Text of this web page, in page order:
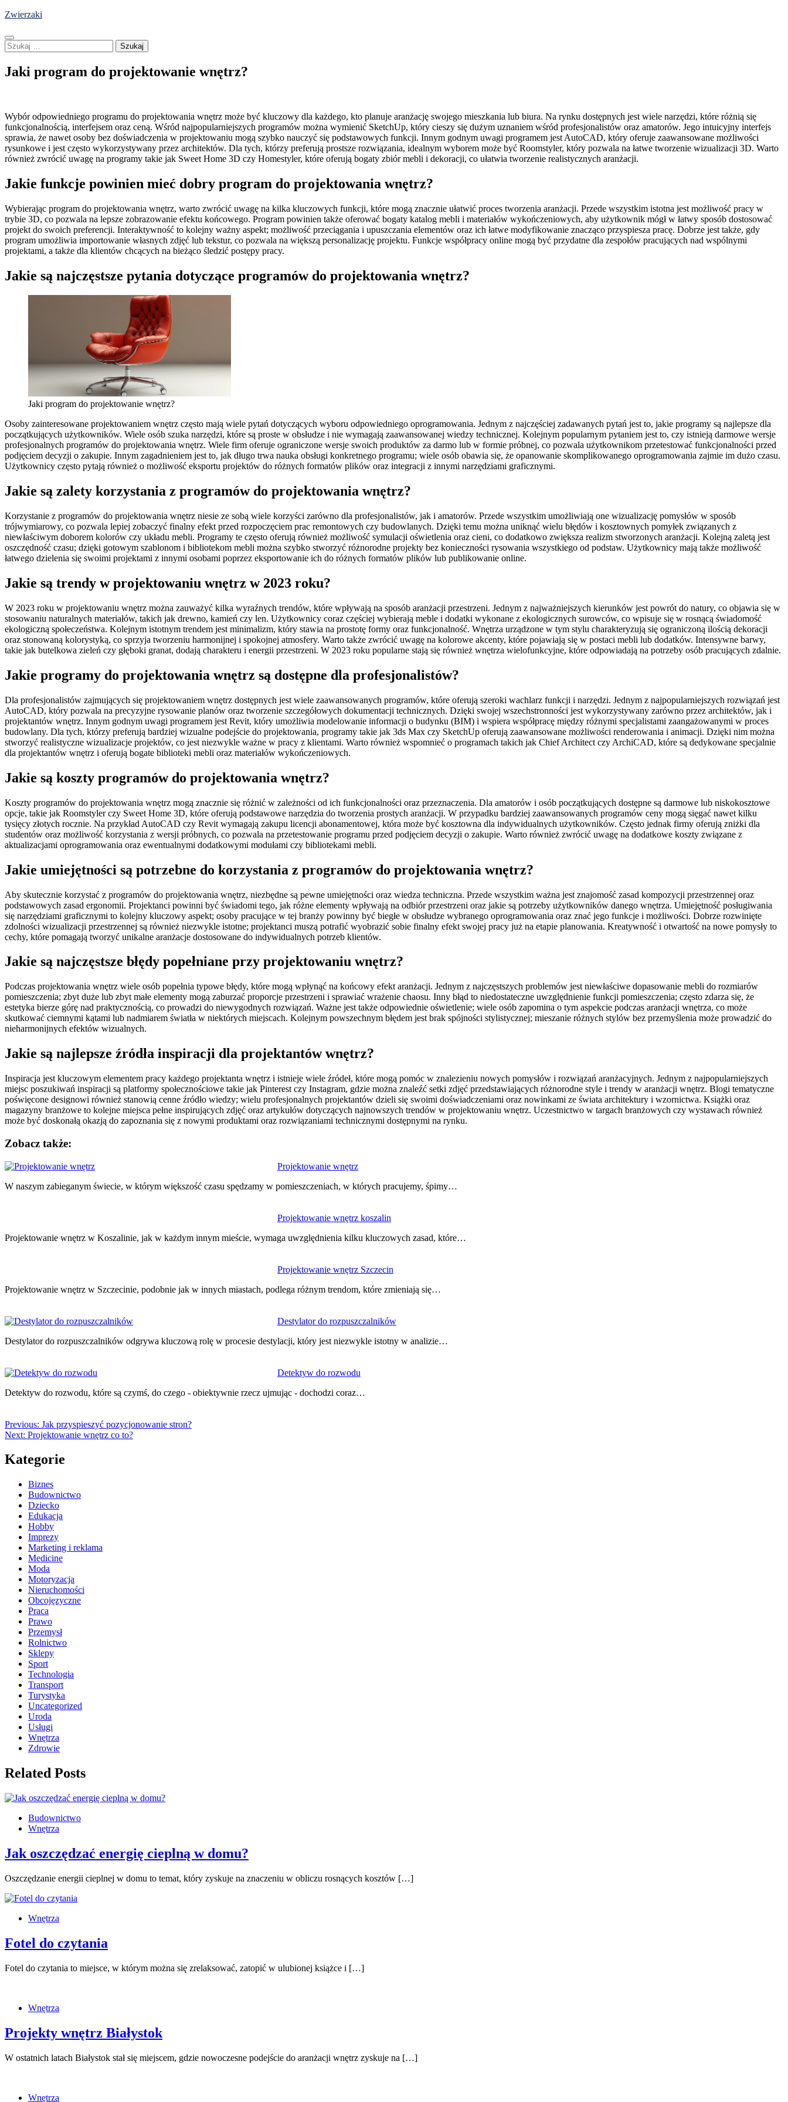
Skip
content
Zwierzaki
Szukaj:
Jaki program do projektowanie wnętrz?
Wybór odpowiedniego programu do projektowania wnętrz może być kluczowy dla każdego, kto planuje aranżację swojego mieszkania lub biura. Na rynku dostępnych jest wiele narzędzi, które różnią się
funkcjonalnością, interfejsem oraz ceną. Wśród najpopularniejszych programów można wymienić SketchUp, który cieszy się dużym uznaniem wśród profesjonalistów oraz amatorów. Jego intuicyjny interfejs
sprawia, że nawet osoby bez doświadczenia w projektowaniu mogą szybko nauczyć się podstawowych funkcji. Innym godnym uwagi programem jest AutoCAD, który oferuje zaawansowane możliwości
rysunkowe i jest często wykorzystywany przez architektów. Dla tych, którzy preferują prostsze rozwiązania, idealnym wyborem może być Roomstyler, który pozwala na łatwe tworzenie wizualizacji 3D. Warto
również zwrócić uwagę na programy takie jak Sweet Home 3D czy Homestyler, które oferują bogaty zbiór mebli i dekoracji, co ułatwia tworzenie realistycznych aranżacji.
Jakie funkcje powinien mieć dobry program do projektowania wnętrz?
Wybierając program do projektowania wnętrz, warto zwrócić uwagę na kilka kluczowych funkcji, które mogą znacznie ułatwić proces tworzenia aranżacji. Przede wszystkim istotna jest możliwość pracy w
trybie 3D, co pozwala na lepsze zobrazowanie efektu końcowego. Program powinien także oferować bogaty katalog mebli i materiałów wykończeniowych, aby użytkownik mógł w łatwy sposób dostosować
projekt do swoich preferencji. Interaktywność to kolejny ważny aspekt; możliwość przeciągania i upuszczania elementów oraz ich łatwe modyfikowanie znacząco przyspiesza pracę. Dobrze jest także, gdy
program umożliwia importowanie własnych zdjęć lub tekstur, co pozwala na większą personalizację projektu. Funkcje współpracy online mogą być przydatne dla zespołów pracujących nad wspólnymi
projektami, a także dla klientów chcących na bieżąco śledzić postępy pracy.
Jakie są najczęstsze pytania dotyczące programów do projektowania wnętrz?
Jaki program do projektowanie wnętrz?
Osoby zainteresowane projektowaniem wnętrz często mają wiele pytań dotyczących wyboru odpowiedniego oprogramowania. Jednym z najczęściej zadawanych pytań jest to, jakie programy są najlepsze dla
początkujących użytkowników. Wiele osób szuka narzędzi, które są proste w obsłudze i nie wymagają zaawansowanej wiedzy technicznej. Kolejnym popularnym pytaniem jest to, czy istnieją darmowe wersje
profesjonalnych programów do projektowania wnętrz. Wiele firm oferuje ograniczone wersje swoich produktów za darmo lub w formie próbnej, co pozwala użytkownikom przetestować funkcjonalności przed
podjęciem decyzji o zakupie. Innym zagadnieniem jest to, jak długo trwa nauka obsługi konkretnego programu; wiele osób obawia się, że opanowanie skomplikowanego oprogramowania zajmie im dużo czasu.
Użytkownicy często pytają również o możliwość eksportu projektów do różnych formatów plików oraz integracji z innymi narzędziami graficznymi.
Jakie są zalety korzystania z programów do projektowania wnętrz?
Korzystanie z programów do projektowania wnętrz niesie ze sobą wiele korzyści zarówno dla profesjonalistów, jak i amatorów. Przede wszystkim umożliwiają one wizualizację pomysłów w sposób
trójwymiarowy, co pozwala lepiej zobaczyć finalny efekt przed rozpoczęciem prac remontowych czy budowlanych. Dzięki temu można uniknąć wielu błędów i kosztownych pomyłek związanych z
niewłaściwym doborem kolorów czy układu mebli. Programy te często oferują również możliwość symulacji oświetlenia oraz cieni, co dodatkowo zwiększa realizm stworzonych aranżacji. Kolejną zaletą jest
oszczędność czasu; dzięki gotowym szablonom i bibliotekom mebli można szybko stworzyć różnorodne projekty bez konieczności rysowania wszystkiego od podstaw. Użytkownicy mają także możliwość
łatwego dzielenia się swoimi projektami z innymi osobami poprzez eksportowanie ich do różnych formatów plików lub publikowanie online.
Jakie są trendy w projektowaniu wnętrz w 2023 roku?
W 2023 roku w projektowaniu wnętrz można zauważyć kilka wyraźnych trendów, które wpływają na sposób aranżacji przestrzeni. Jednym z najważniejszych kierunków jest powrót do natury, co objawia się w
stosowaniu naturalnych materiałów, takich jak drewno, kamień czy len. Użytkownicy coraz częściej wybierają meble i dodatki wykonane z ekologicznych surowców, co wpisuje się w rosnącą świadomość
ekologiczną społeczeństwa. Kolejnym istotnym trendem jest minimalizm, który stawia na prostotę formy oraz funkcjonalność. Wnętrza urządzone w tym stylu charakteryzują się ograniczoną ilością dekoracji
oraz stonowaną kolorystyką, co sprzyja tworzeniu harmonijnej i spokojnej atmosfery. Warto także zwrócić uwagę na kolorowe akcenty, które pojawiają się w postaci mebli lub dodatków. Intensywne barwy,
takie jak butelkowa zieleń czy głęboki granat, dodają charakteru i energii przestrzeni. W 2023 roku popularne stają się również wnętrza wielofunkcyjne, które odpowiadają na potrzeby osób pracujących zdalnie.
Jakie programy do projektowania wnętrz są dostępne dla profesjonalistów?
Dla profesjonalistów zajmujących się projektowaniem wnętrz dostępnych jest wiele zaawansowanych programów, które oferują szeroki wachlarz funkcji i narzędzi. Jednym z najpopularniejszych rozwiązań jest
AutoCAD, który pozwala na precyzyjne rysowanie planów oraz tworzenie szczegółowych dokumentacji technicznych. Dzięki swojej wszechstronności jest wykorzystywany zarówno przez architektów, jak i
projektantów wnętrz. Innym godnym uwagi programem jest Revit, który umożliwia modelowanie informacji o budynku (BIM) i wspiera współpracę między różnymi specjalistami zaangażowanymi w proces
budowlany. Dla tych, którzy preferują bardziej wizualne podejście do projektowania, programy takie jak 3ds Max czy SketchUp oferują zaawansowane możliwości renderowania i animacji. Dzięki nim można
stworzyć realistyczne wizualizacje projektów, co jest niezwykle ważne w pracy z klientami. Warto również wspomnieć o programach takich jak Chief Architect czy ArchiCAD, które są dedykowane specjalnie
dla projektantów wnętrz i oferują bogate biblioteki mebli oraz materiałów wykończeniowych.
Jakie są koszty programów do projektowania wnętrz?
Koszty programów do projektowania wnętrz mogą znacznie się różnić w zależności od ich funkcjonalności oraz przeznaczenia. Dla amatorów i osób początkujących dostępne są darmowe lub niskokosztowe
opcje, takie jak Roomstyler czy Sweet Home 3D, które oferują podstawowe narzędzia do tworzenia prostych aranżacji. W przypadku bardziej zaawansowanych programów ceny mogą sięgać nawet kilku
tysięcy złotych rocznie. Na przykład AutoCAD czy Revit wymagają zakupu licencji abonamentowej, która może być kosztowna dla indywidualnych użytkowników. Często jednak firmy oferują zniżki dla
studentów oraz możliwość korzystania z wersji próbnych, co pozwala na przetestowanie programu przed podjęciem decyzji o zakupie. Warto również zwrócić uwagę na dodatkowe koszty związane z
aktualizacjami oprogramowania oraz ewentualnymi dodatkowymi modułami czy bibliotekami mebli.
Jakie umiejętności są potrzebne do korzystania z programów do projektowania wnętrz?
Aby skutecznie korzystać z programów do projektowania wnętrz, niezbędne są pewne umiejętności oraz wiedza techniczna. Przede wszystkim ważna jest znajomość zasad kompozycji przestrzennej oraz
podstawowych zasad ergonomii. Projektanci powinni być świadomi tego, jak różne elementy wpływają na odbiór przestrzeni oraz jakie są potrzeby użytkowników danego wnętrza. Umiejętność posługiwania
się narzędziami graficznymi to kolejny kluczowy aspekt; osoby pracujące w tej branży powinny być biegłe w obsłudze wybranego oprogramowania oraz znać jego funkcje i możliwości. Dobrze rozwinięte
zdolności wizualizacji przestrzennej są również niezwykle istotne; projektanci muszą potrafić wyobrazić sobie finalny efekt swojej pracy już na etapie planowania. Kreatywność i otwartość na nowe pomysły to
cechy, które pomagają tworzyć unikalne aranżacje dostosowane do indywidualnych potrzeb klientów.
Jakie są najczęstsze błędy popełniane przy projektowaniu wnętrz?
Podczas projektowania wnętrz wiele osób popełnia typowe błędy, które mogą wpłynąć na końcowy efekt aranżacji. Jednym z najczęstszych problemów jest niewłaściwe dopasowanie mebli do rozmiarów
pomieszczenia; zbyt duże lub zbyt małe elementy mogą zaburzać proporcje przestrzeni i sprawiać wrażenie chaosu. Inny błąd to niedostateczne uwzględnienie funkcji pomieszczenia; często zdarza się, że
estetyka bierze górę nad praktycznością, co prowadzi do niewygodnych rozwiązań. Ważne jest także odpowiednie oświetlenie; wiele osób zapomina o tym aspekcie podczas aranżacji wnętrza, co może
skutkować ciemnymi kątami lub nadmiarem światła w niektórych miejscach. Kolejnym powszechnym błędem jest brak spójności stylistycznej; mieszanie różnych stylów bez przemyślenia może prowadzić do
nieharmonijnych efektów wizualnych.
Jakie są najlepsze źródła inspiracji dla projektantów wnętrz?
Inspiracja jest kluczowym elementem pracy każdego projektanta wnętrz i istnieje wiele źródeł, które mogą pomóc w znalezieniu nowych pomysłów i rozwiązań aranżacyjnych. Jednym z najpopularniejszych
miejsc poszukiwań inspiracji są platformy społecznościowe takie jak Pinterest czy Instagram, gdzie można znaleźć setki zdjęć przedstawiających różnorodne style i trendy w aranżacji wnętrz. Blogi tematyczne
poświęcone designowi również stanowią cenne źródło wiedzy; wielu profesjonalnych projektantów dzieli się swoimi doświadczeniami oraz nowinkami ze świata architektury i wzornictwa. Książki oraz
magazyny branżowe to kolejne miejsca pełne inspirujących zdjęć oraz artykułów dotyczących najnowszych trendów w projektowaniu wnętrz. Uczestnictwo w targach branżowych czy wystawach również
może być doskonałą okazją do zapoznania się z nowymi produktami oraz rozwiązaniami technicznymi dostępnymi na rynku.
Zobacz także:
Projektowanie wnętrz
W naszym zabieganym świecie, w którym większość czasu spędzamy w pomieszczeniach, w których pracujemy, śpimy…
Projektowanie wnętrz koszalin
Projektowanie wnętrz w Koszalinie, jak w każdym innym mieście, wymaga uwzględnienia kilku kluczowych zasad, które…
Projektowanie wnętrz Szczecin
Projektowanie wnętrz w Szczecinie, podobnie jak w innych miastach, podlega różnym trendom, które zmieniają się…
Destylator do rozpuszczalników
Destylator do rozpuszczalników odgrywa kluczową rolę w procesie destylacji, który jest niezwykle istotny w analizie…
Detektyw do rozwodu
Detektyw do rozwodu, które są czymś, do czego - obiektywnie rzecz ujmując - dochodzi coraz…
Nawigacja
wpisu
Previous: Jak przyspieszyć pozycjonowanie stron?
Next: Projektowanie wnętrz co to?
Kategorie
Biznes
Budownictwo
Dziecko
Edukacja
Hobby
Imprezy
Marketing i reklama
Medicine
Moda
Motoryzacja
Nieruchomości
Obcojęzyczne
Praca
Prawo
Przemysł
Rolnictwo
Sklepy
Sport
Technologia
Transport
Turystyka
Uncategorized
Uroda
Usługi
Wnętrza
Zdrowie
Related Posts
Budownictwo
Wnętrza
Jak oszczędzać energię cieplną w domu?
Oszczędzanie energii cieplnej w domu to temat, który zyskuje na znaczeniu w obliczu rosnących kosztów […]
Wnętrza
Fotel do czytania
Fotel do czytania to miejsce, w którym można się zrelaksować, zatopić w ulubionej książce i […]
Wnętrza
Projekty wnętrz Białystok
W ostatnich latach Białystok stał się miejscem, gdzie nowoczesne podejście do aranżacji wnętrz zyskuje na […]
Wnętrza